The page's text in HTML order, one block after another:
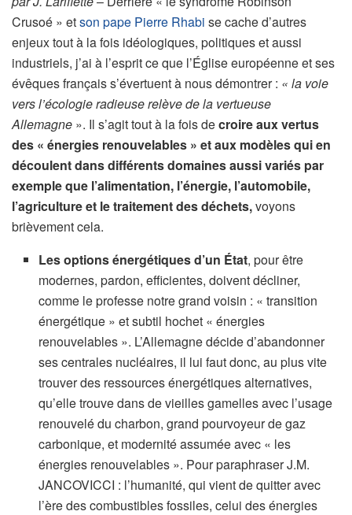
Crusoé » etson pape Pierre Rhabi se cache d’autres
enjeux tout à la fois idéologiques, politiques et aussi
industriels, j’ai à l’esprit ce que l’Église européenne et ses
évêques français s’évertuent à nous démontrer : « la voie
vers l’écologie radieuse relève de la vertueuse
Allemagne ». Il s’agit tout à la fois decroire aux vertus
des « énergies renouvelables » et aux modèles qui en
découlent dans différents domaines aussi variés par
exemple que l’alimentation, l’énergie, l’automobile,
l’agriculture et le traitement des déchets,voyons
brièvement cela.
Les options énergétiques d’un État, pour être
modernes, pardon, efficientes, doivent décliner,
comme le professe notre grand voisin : « transition
énergétique » et subtil hochet « énergies
renouvelables ». L’Allemagne décide d’abandonner
ses centrales nucléaires, il lui faut donc, au plus vite
trouver des ressources énergétiques alternatives,
qu’elle trouve dans de vieilles gamelles avec l’usage
renouvelé du charbon, grand pourvoyeur de gaz
carbonique, et modernité assumée avec « les
énergies renouvelables ». Pour paraphraser J.M.
JANCOVICCI : l’humanité, qui vient de quitter avec
l’ère des combustibles fossiles, celui des énergies